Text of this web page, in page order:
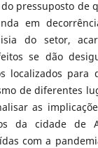
pressuposto de
em
do setor,
se dão
localizados para
de diferentes
as
da cidade de
com a